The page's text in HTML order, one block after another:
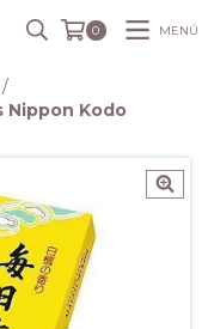
0 MENÚ
/
Nippon Kodo